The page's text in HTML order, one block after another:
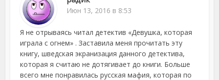
Июн 13, 2016 в 8:53
Я не отрываясь читал детектив «Девушка, которая
играла с огнем» . Заставила меня прочитать эту
книгу, шведская экранизация данного детектива,
которая я считаю не дотягивает до книги. Больше
всего мне понравилась русская мафия, которая по